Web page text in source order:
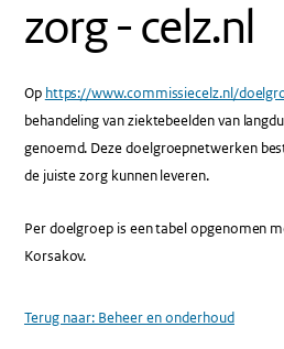
zorg - celz.nl
Op https://www.commissiecelz.nl/
behandeling van ziektebeelden van
genoemd. Deze doelgroepnetwerken
de juiste zorg kunnen leveren.
Per doelgroep is een tabel opgenomen
Korsakov.
Terug naar: Beheer en onderhoud